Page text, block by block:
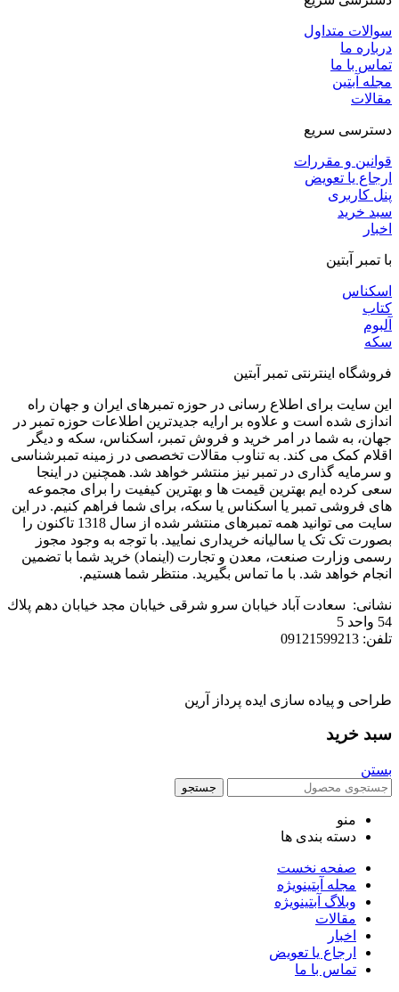
سوالات متداول
درباره ما
تماس با ما
مجله آبتین
مقالات
دسترسی سریع
قوانین و مقررات
ارجاع یا تعویض
پنل کاربری
سبد خرید
اخبار
با تمبر آبتین
اسکناس
کتاب
آلبوم
سکه
فروشگاه اینترنتی تمبر آبتین
این سایت برای اطلاع رسانی در حوزه تمبرهای ایران و جهان راه
اندازی شده است و علاوه بر ارایه جدیدترین اطلاعات حوزه تمبر در
جهان، به شما در امر خرید و فروش تمبر، اسکناس، سکه و دیگر
اقلام کمک می کند. به تناوب مقالات تخصصی در زمینه تمبرشناسی
و سرمایه گذاری در تمبر نیز منتشر خواهد شد. همچنین در اینجا
سعی کرده ایم بهترین قیمت ها و بهترین کیفیت را برای مجموعه
های فروشی تمبر یا اسکناس یا سکه، برای شما فراهم کنیم. در این
سایت می توانید همه تمبرهای منتشر شده از سال 1318 تاکنون را
بصورت تک تک یا سالیانه خریداری نمایید. با توجه به وجود مجوز
رسمی وزارت صنعت، معدن و تجارت (اینماد) خرید شما با تضمین
انجام خواهد شد. با ما تماس بگیرید. منتظر شما هستیم.
نشانی: سعادت آباد خیابان سرو شرقی خيابان مجد خیابان دهم پلاك
54 واحد 5
تلفن: 09121599213
طراحی و پیاده سازی ایده پرداز آرین
سبد خرید
بستن
جستجو
منو
دسته بندی ها
صفحه نخست
مجله آبتینویژه
وبلاگ آبتینویژه
مقالات
اخبار
ارجاع یا تعویض
تماس با ما